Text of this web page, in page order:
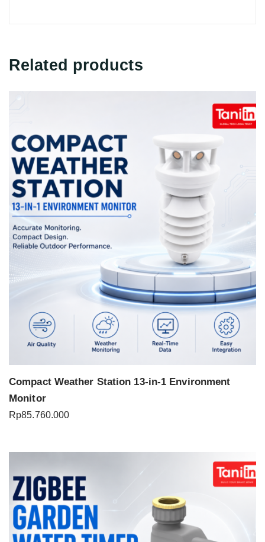
Related products
Compact Weather Station 13-in-1 Environment
Monitor
Rp85.760.000